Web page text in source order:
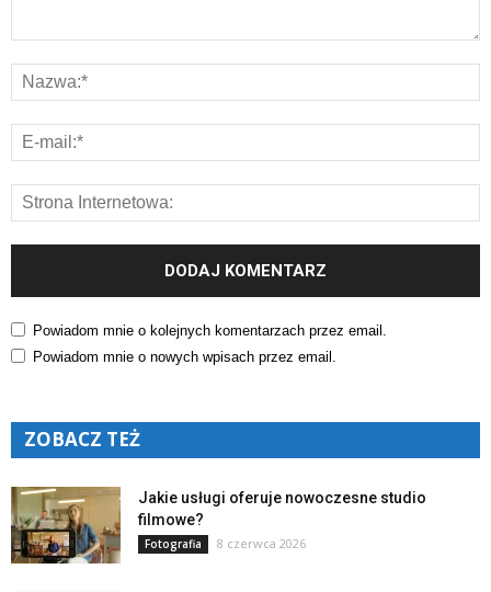
Powiadom mnie o kolejnych komentarzach przez email.
Powiadom mnie o nowych wpisach przez email.
ZOBACZ TEŻ
Jakie usługi oferuje nowoczesne studio
filmowe?
Fotografia 8 czerwca 2026